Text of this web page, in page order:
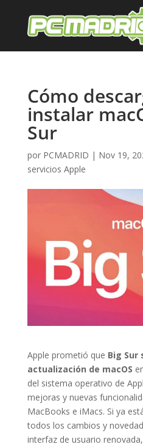
Cómo
instalar
Sur
por PCMADRID | Nov 19,
servicios Apple
Apple prometió que Big Sur
actualización de macOS
del sistema operativo de
mejoras y nuevas
MacBooks e iMacs. Si ya
todos los cambios y
interfaz de usuario